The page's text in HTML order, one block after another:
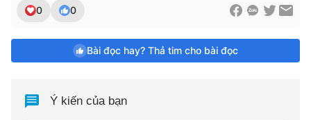
0 0
Bài đọc hay? Thả tim cho bài đọc
Ý kiến của bạn